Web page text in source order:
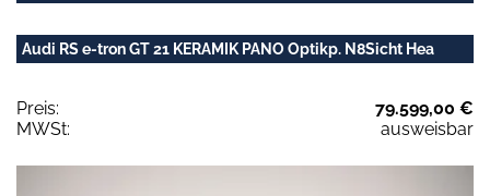
Audi RS e-tron GT 21 KERAMIK PANO Optikp. N8Sicht Hea
Preis:
79.599,00 €
MWSt:
ausweisbar